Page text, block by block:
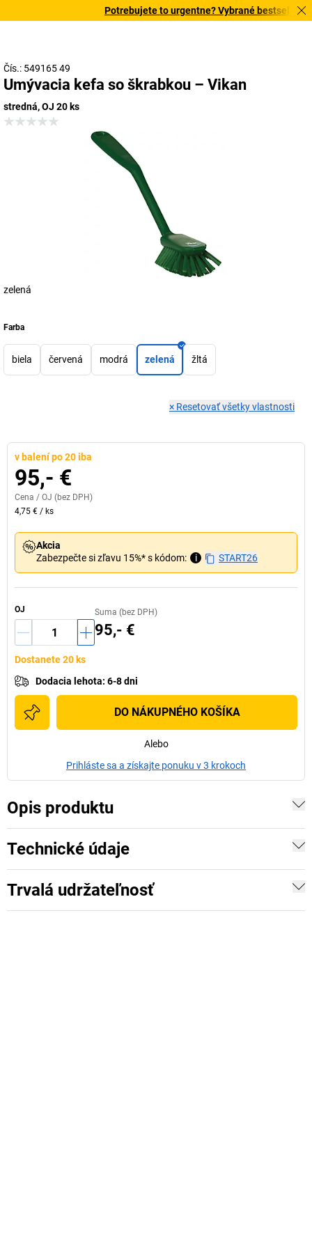
Potrebujete to urgentne? Vybrané bestsellery
Čís.: 549165 49
Umývacia kefa so škrabkou – Vikan
stredná, OJ 20 ks
zelená
Farba
biela červená modrá zelená žltá
× Resetovať všetky vlastnosti
v balení po 20 iba
95,- €
Cena / OJ (bez DPH)
4,75 € / ks
Akcia
Zabezpečte si zľavu 15%* s kódom:
i START26
OJ Suma (bez DPH)
95,- €
Dostanete 20 ks
Dodacia lehota: 6-8 dni
DO NÁKUPNÉHO KOŠÍKA
Alebo
Prihláste sa a získajte ponuku v 3 krokoch
Opis produktu
Technické údaje
Trvalá udržateľnosť